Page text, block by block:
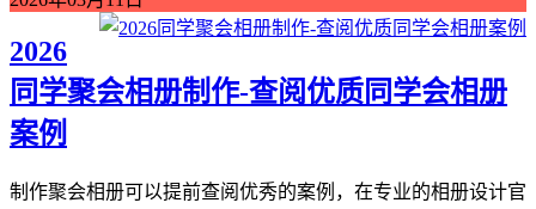
2026
同学聚会相册制作-查阅优质同学会相册
案例
制作聚会相册可以提前查阅优秀的案例，在专业的相册设计官